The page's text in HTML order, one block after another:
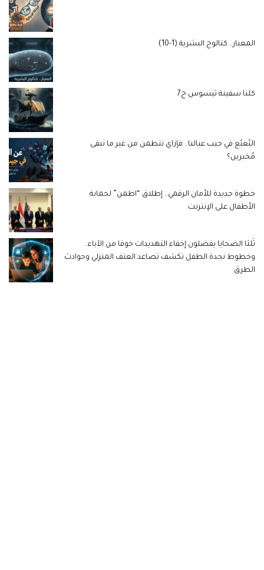
المعيار.. كتالوج البشرية (1-10)
كلنا سفينة ثيسوس ج7
البُعبُع في جيب عيالنا.. فإزاي نتطمن من غير ما نبقى
مُخبرين؟
خطوة جديدة للأمان الرقمي.. إطلاق “اطمن” لحماية
الأطفال على الإنترنت
ثُلثا الضحايا يفضلون إخفاء التهديدات خوفا من الآباء..
وخطوط نجدة الطفل تكشف تصاعد العنف المنزلي وحوادث
الطرق